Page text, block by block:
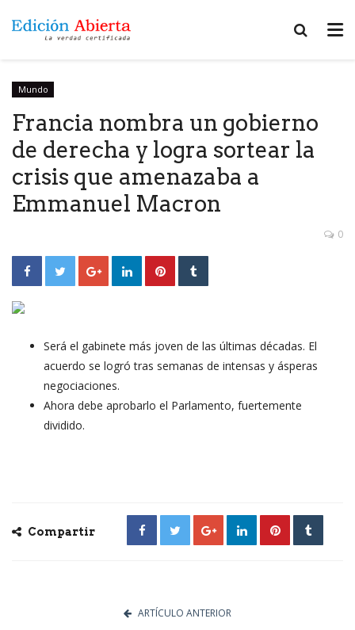
Mundo
Francia nombra un gobierno
de derecha y logra sortear la
crisis que amenazaba a
Emmanuel Macron
0
Será el gabinete más joven de las últimas décadas. El
acuerdo se logró tras semanas de intensas y ásperas
negociaciones.
Ahora debe aprobarlo el Parlamento, fuertemente
dividido.
Compartir
ARTÍCULO ANTERIOR